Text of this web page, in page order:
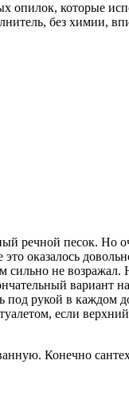
опилок, которые
без химии,
речной песок. Но
это оказалось
не возражал.
вариант
рукой в каждом
если
Конечно